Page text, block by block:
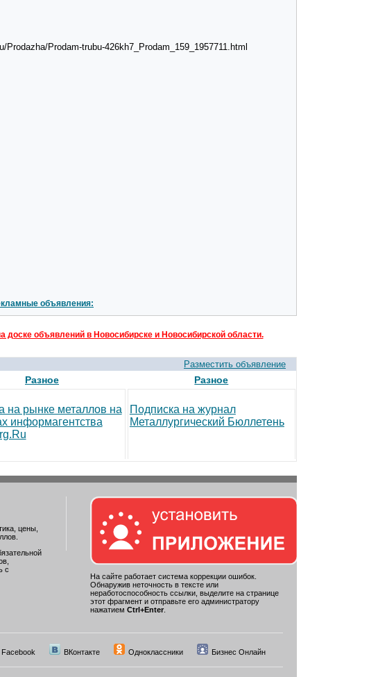
Prodam-trubu-426kh7_Prodam_159_1957711.html
объявления:
доске объявлений в Новосибирске и Новосибирской области.
Разместить объявление
Разное
на рынке металлов на
информагентства
Разное
Подписка на журнал
Металлургический Бюллетень
цены,
с
На сайте работает система коррекции ошибок.
Обнаружив неточность в тексте или
неработоспособность ссылки, выделите на странице
этот фрагмент и отправьте его администратору
нажатием Ctrl+Enter
Facebook ВКонтакте Одноклассники Бизнес Онлайн